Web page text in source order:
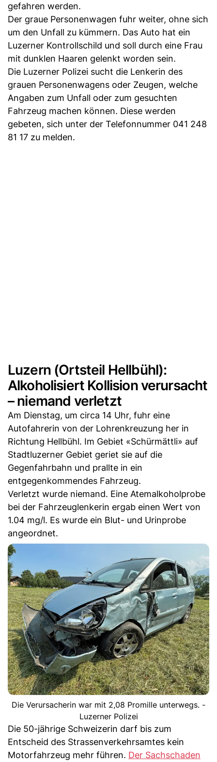
gefahren werden.
Der graue Personenwagen fuhr weiter, ohne sich
um den Unfall zu kümmern. Das Auto hat ein
Luzerner Kontrollschild und soll durch eine Frau
mit dunklen Haaren gelenkt worden sein.
Die Luzerner Polizei sucht die Lenkerin des
grauen Personenwagens oder Zeugen, welche
Angaben zum Unfall oder zum gesuchten
Fahrzeug machen können. Diese werden
gebeten, sich unter der Telefonnummer 041 248
81 17 zu melden.
Luzern (Ortsteil Hellbühl):
Alkoholisiert Kollision verursacht
– niemand verletzt
Am Dienstag, um circa 14 Uhr, fuhr eine
Autofahrerin von der Lohrenkreuzung her in
Richtung Hellbühl. Im Gebiet «Schürmättli» auf
Stadtluzerner Gebiet geriet sie auf die
Gegenfahrbahn und prallte in ein
entgegenkommendes Fahrzeug.
Verletzt wurde niemand. Eine Atemalkoholprobe
bei der Fahrzeuglenkerin ergab einen Wert von
1.04 mg/l. Es wurde ein Blut- und Urinprobe
angeordnet.
Die Verursacherin war mit 2,08 Promille unterwegs. -
Luzerner Polizei
Die 50-jährige Schweizerin darf bis zum
Entscheid des Strassenverkehrsamtes kein
Motorfahrzeug mehr führen. Der Sachschaden